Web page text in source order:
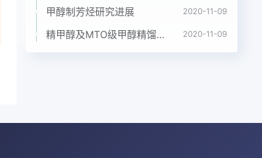
甲醇制芳烃研究进展 2020-11-09
精甲醇及MTO级甲醇精馏工艺技术进展 2020-11-09